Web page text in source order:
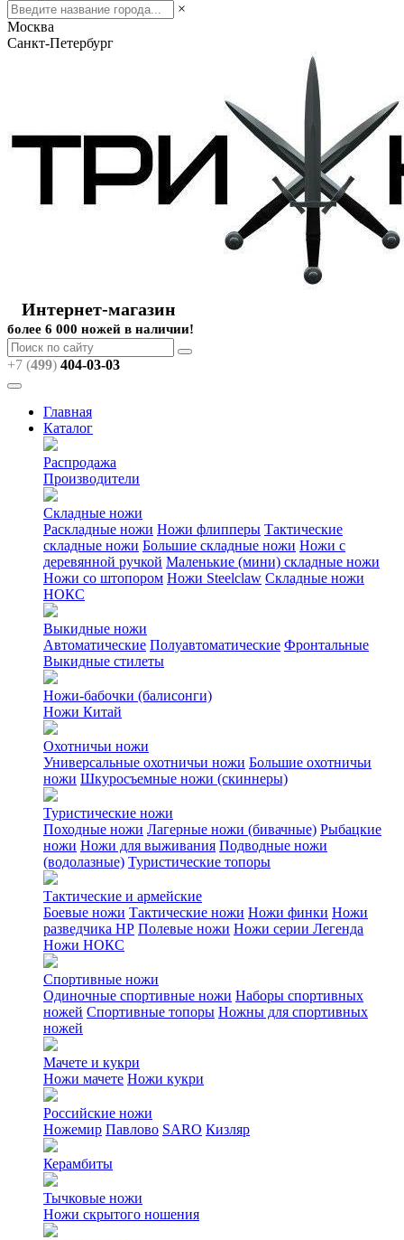
×
Москва
Санкт-Петербург
Интернет-магазин
более 6 000 ножей в наличии!
+7 (499) 404-03-03
Главная
Каталог
Распродажа
Производители
Складные ножи
Раскладные ножи Ножи флипперы Тактические
складные ножи Большие складные ножи Ножи с
деревянной ручкой Маленькие (мини) складные ножи
Ножи со штопором Ножи Steelclaw Складные ножи
НОКС
Выкидные ножи
Автоматические Полуавтоматические Фронтальные
Выкидные стилеты
Ножи-бабочки (балисонги)
Ножи Китай
Охотничьи ножи
Универсальные охотничьи ножи Большие охотничьи
ножи Шкуросъемные ножи (скиннеры)
Туристические ножи
Походные ножи Лагерные ножи (бивачные) Рыбацкие
ножи Ножи для выживания Подводные ножи
(водолазные) Туристические топоры
Тактические и армейские
Боевые ножи Тактические ножи Ножи финки Ножи
разведчика НР Полевые ножи Ножи серии Легенда
Ножи НОКС
Спортивные ножи
Одиночные спортивные ножи Наборы спортивных
ножей Спортивные топоры Ножны для спортивных
ножей
Мачете и кукри
Ножи мачете Ножи кукри
Российские ножи
Ножемир Павлово SARO Кизляр
Керамбиты
Тычковые ножи
Ножи скрытого ношения